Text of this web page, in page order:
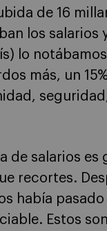
de 16
los
lo
más, un
de salarios es
recortes.
había
Estos